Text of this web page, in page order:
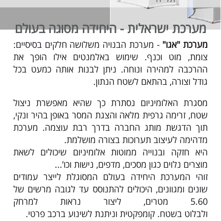
מערכת ישראלית - היחידה מסוגה בעולם
מערכת "אגו" - מערכת הבנויה משלושה חלקים בסיסיים:
צומת, מוט וכנף. שימוש באלמנטים אילו הופך את
ההרכבה למהירה ונוחה. ניתן לבנות אותה כמעט בכל
גודל וצורה, בהתאם לשטח הנתון.
מסגרת האלומיניום נסתרת כך שהיא מאפשרת ניצול
שטח, זרימה גרפית מלאה והצגת המסר באופן בהיר ונקי,
תוך הדגשת מותג החברה בדרך רבת עוצמה. מערכת
מדהימה לעיצוב תערוכות בצורה מושלמת.
היא חזקה ובנוייה ממוטות אלומיניום שיכולים לשאת
מוצרים נלוים כגון מסכים, מדפים, נישות וכו’...
זוהי המערכת היחידה בעולם המסוגלת לייצר עמודים
שונים ומגוונים, היכולים להתנוסס עד לגובה מרשים של
5.60 מטרים, ליצור נראות למרחק
ולבלוט בשטח. קומפקטית וניתנת לשינוע ברכב פרטי.